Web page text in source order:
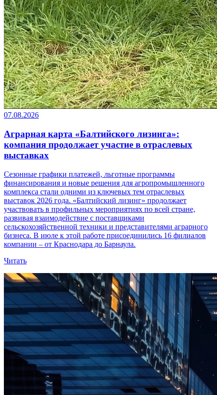
07.08.2026
Аграрная карта «Балтийского лизинга»:
компания продолжает участие в отраслевых
выставках
Сезонные графики платежей, льготные программы
финансирования и новые решения для агропромышленного
комплекса стали одними из ключевых тем отраслевых
выставок 2026 года. «Балтийский лизинг» продолжает
участвовать в профильных мероприятиях по всей стране,
развивая взаимодействие с поставщиками
сельскохозяйственной техники и представителями аграрного
бизнеса. В июле к этой работе присоединились 16 филиалов
компании – от Краснодара до Барнаула.
Читать